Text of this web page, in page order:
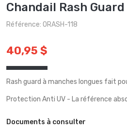
Chandail Rash
Référence: ORASH-118
40,95 $
Rash guard à manches longues fait
Protection Anti UV - La référence
Documents à consulter